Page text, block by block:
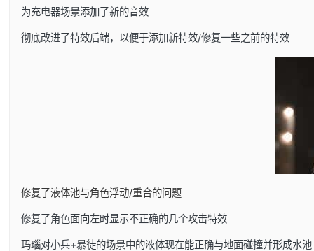
为充电器场景添加了新的音效
彻底改进了特效后端，以便于添加新特效/修复一些之前的特效
修复了液体池与角色浮动/重合的问题
修复了角色面向左时显示不正确的几个攻击特效
玛瑙对小兵+暴徒的场景中的液体现在能正确与地面碰撞并形成水池